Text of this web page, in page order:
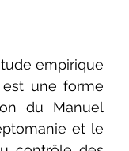
empirique
est une forme
du Manuel
et le